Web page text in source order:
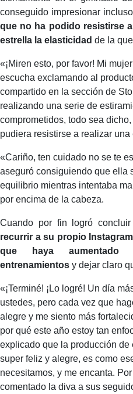
conseguido impresionar
que no ha podido resistirse
estrella la elasticidad de la
«¡Miren esto, por favor! Mi
escucha exclamando al
compartido en la sección de
realizando una serie de
comprometidos, todo sea
pudiera resistirse a realizar
«Cariño, ten cuidado no se te
aseguró consiguiendo que ella
equilibrio mientras intentaba
por encima de la cabeza.
Cuando por fin logró
recurrir a su propio
que haya
entrenamientos y dejar claro
«¡Terminé! ¡Lo logré! Un día
ustedes, pero cada vez que
alegre y me siento más
por qué este año estoy tan
explicado que la producción de
super feliz y alegre, es como
necesitamos, y me encanta.
comentado la diva a sus